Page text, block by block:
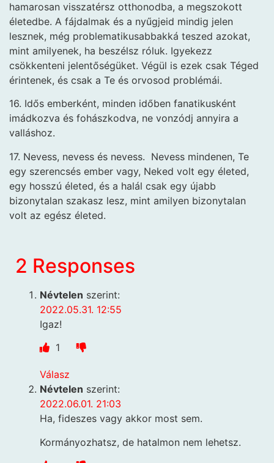
hamarosan visszatérsz otthonodba, a megszokott
életedbe. A fájdalmak és a nyűgjeid mindig jelen
lesznek, még problematikusabbakká teszed azokat,
mint amilyenek, ha beszélsz róluk. Igyekezz
csökkenteni jelentőségüket. Végül is ezek csak Téged
érintenek, és csak a Te és orvosod problémái.
16. Idős emberként, minden időben fanatikusként
imádkozva és fohászkodva, ne vonzódj annyira a
valláshoz.
17. Nevess, nevess és nevess. Nevess mindenen, Te
egy szerencsés ember vagy, Neked volt egy életed,
egy hosszú életed, és a halál csak egy újabb
bizonytalan szakasz lesz, mint amilyen bizonytalan
volt az egész életed.
2 Responses
Névtelen szerint:
2022.05.31. 12:55
Igaz!
1
Válasz
Névtelen szerint:
2022.06.01. 21:03
Ha, fideszes vagy akkor most sem.
Kormányozhatsz, de hatalmon nem lehetsz.